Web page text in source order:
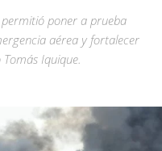
permitió poner a prueba
aérea y fortalecer
Iquique.